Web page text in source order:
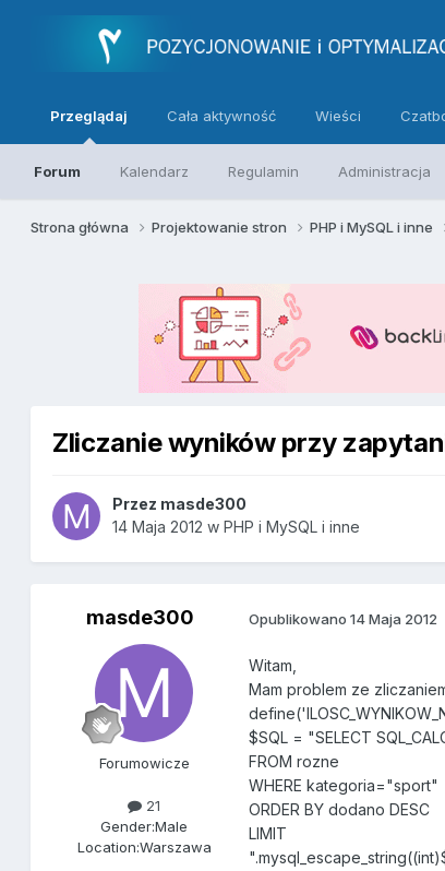
Przeglądaj
Forum Kalendarz Regulamin Administracja
Cała aktywność Wieści
Strona główna Projektowanie stron PHP i MySQL i inne
Zliczanie wyników przy
Przez masde300
14 Maja 2012 wPHP i MySQL i inne
masde300
Forumowicze
21
Gender:Male
Location:Warszawa
Opublikowano14 Maja 2012
Witam,
Mam problem ze
$SQL = "SELECT
FROM rozne
WHERE kategoria="sport"
ORDER BY dodano DESC
LIMIT